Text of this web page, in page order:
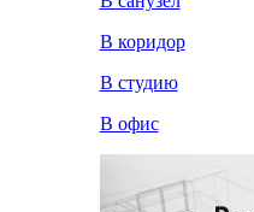
В коридор
В студию
В офис